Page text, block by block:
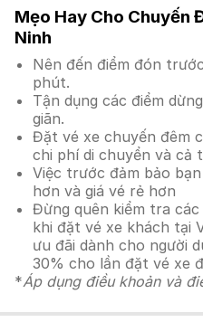
Mẹo Hay Cho Chuyến
Ninh
Nên đến điểm đón
phút.
Tận dụng các điểm
giãn.
Đặt vé xe chuyến đêm
chi phí di chuyển và cả
Việc trước đảm bảo
hơn và giá vé rẻ hơn
Đừng quên kiểm tra
khi đặt vé xe khách tại
ưu đãi dành cho người
30% cho lần đặt vé xe
*Áp dụng điều khoản và